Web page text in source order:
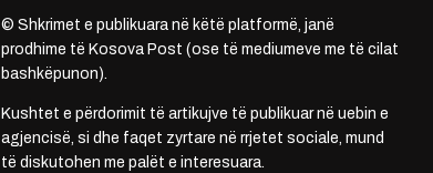
© Shkrimet e publikuara në këtë platformë, janë
prodhime të Kosova Post (ose të mediumeve me të cilat
bashkëpunon).
Kushtet e përdorimit të artikujve të publikuar në uebin e
agjencisë, si dhe faqet zyrtare në rrjetet sociale, mund
të diskutohen me palët e interesuara.